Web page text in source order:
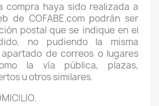
compra haya sido realizada a
de COFABE.com podrán ser
postal que se indique en el
no pudiendo la misma
de correos o lugares
la vía pública, plazas,
u otros similares.